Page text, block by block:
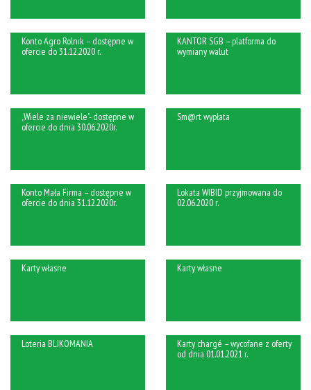
Konto Agro Rolnik – dostępne w
ofercie do 31.12.2020 r.
KANTOR SGB – platforma do
wymiany walut
„Wiele za niewiele”- dostępne w
ofercie do dnia 30.06.2020r.
Sm@rt wypłata
Konto Mała Firma – dostępne w
ofercie do dnia 31.12.2020r.
Lokata WIBID przyjmowana do
02.06.2020 r.
Karty własne Karty własne
Loteria BLIKOMANIA
Karty chargé – wycofane z oferty
od dnia 01.01.2021 r.